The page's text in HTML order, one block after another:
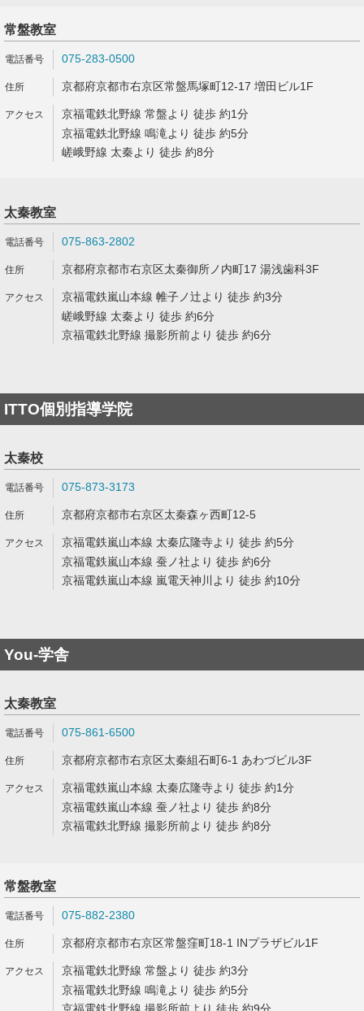
常盤教室
075-283-0500
京都府京都市右京区常盤馬塚町12-17 増田ビル1F
京福電鉄北野線 常盤より 徒歩 約1分
京福電鉄北野線 鳴滝より 徒歩 約5分
嵯峨野線 太秦より 徒歩 約8分
太秦教室
075-863-2802
京都府京都市右京区太秦御所ノ内町17 湯浅歯科3F
京福電鉄嵐山本線 帷子ノ辻より 徒歩 約3分
嵯峨野線 太秦より 徒歩 約6分
京福電鉄北野線 撮影所前より 徒歩 約6分
ITTO個別指導学院
太秦校
075-873-3173
京都府京都市右京区太秦森ヶ西町12-5
京福電鉄嵐山本線 太秦広隆寺より 徒歩 約5分
京福電鉄嵐山本線 蚕ノ社より 徒歩 約6分
京福電鉄嵐山本線 嵐電天神川より 徒歩 約10分
You-学舎
太秦教室
075-861-6500
京都府京都市右京区太秦組石町6-1 あわづビル3F
京福電鉄嵐山本線 太秦広隆寺より 徒歩 約1分
京福電鉄嵐山本線 蚕ノ社より 徒歩 約8分
京福電鉄北野線 撮影所前より 徒歩 約8分
常盤教室
075-882-2380
京都府京都市右京区常盤窪町18-1 INプラザビル1F
京福電鉄北野線 常盤より 徒歩 約3分
京福電鉄北野線 鳴滝より 徒歩 約5分